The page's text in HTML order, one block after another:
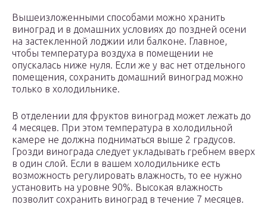
Вышеизложенными способами можно хранить
виноград и в домашних условиях до поздней осени
на застекленной лоджии или балконе. Главное,
чтобы температура воздуха в помещении не
опускалась ниже нуля. Если же у вас нет отдельного
помещения, сохранить домашний виноград можно
только в холодильнике.
В отделении для фруктов виноград может лежать до
4 месяцев. При этом температура в холодильной
камере не должна подниматься выше 2 градусов.
Грозди винограда следует укладывать гребнем вверх
в один слой. Если в вашем холодильнике есть
возможность регулировать влажность, то ее нужно
установить на уровне 90%. Высокая влажность
позволит сохранить виноград в течение 7 месяцев.